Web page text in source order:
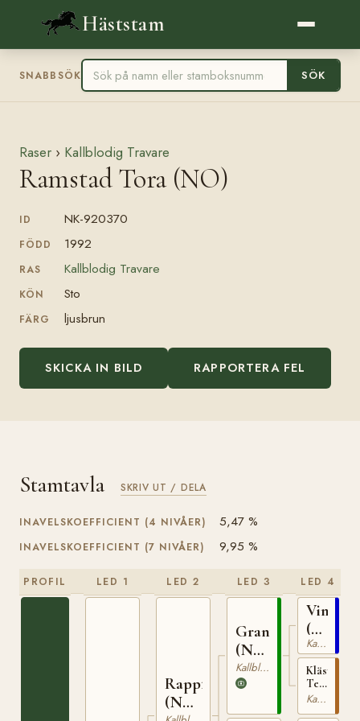
Häststam
SNABBSÖK SÖK
Raser › Kallblodig Travare
Ramstad Tora (NO)
ID NK-920370
FÖDD 1992
RAS Kallblodig Travare
KÖN Sto
FÄRG ljusbrun
SKICKA IN BILD RAPPORTERA FEL
Stamtavla SKRIV UT / DELA
INAVELSKOEFFICIENT (4 NIVÅER) 5,47 %
INAVELSKOEFFICIENT (7 NIVÅER) 9,95 %
PROFIL LED 1 LED 2
Rappfot
(NO)
LED 3
Granvar
(NO)
NT
52
Kallblodig Travare
LED 4
Vinvar
(NO)
T-
230
Kallblodig Travare
Klästad
Terna
(NO)
Kallblodig Travare